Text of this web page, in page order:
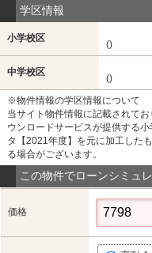
学区情報
小学校区
()
中学校区
()
※物件情報の学区情報について
当サイト物件情報に記載されて
ウンロードサービスが提供する
タ【2021年度】を元に加工した
る場合がございます。
この物件でローンシミュ
価格